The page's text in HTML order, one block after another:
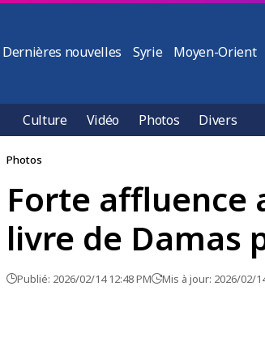
Dernières nouvelles Syrie Moyen-Orient
Culture Vidéo Photos Divers
Photos
Forte affluence
livre de Damas
Publié: 2026/02/14 12:48 PM Mis à jour: 2026/02/